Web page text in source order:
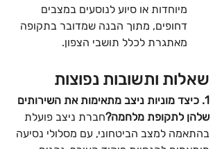
מיוחדות או סיוע לנוסעים במצבים
דחופים, מתוך הבנה שמדובר בתקופה
מאתגרת לכלל תושבי הצפון.
שאלות ותשובות נפוצות
1. כיצד מוניות ניצב מתאימות את השירותים
שלהן לתקופת מלחמה?חברת ניצב פועלת
בהתאמה למצב הביטחוני, עם מסלולי נסיעה